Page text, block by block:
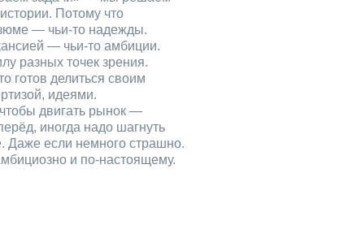
Потому что
— чьи‑то надежды.
— чьи‑то амбиции.
разных точек зрения.
готов делиться своим
идеями.
двигать рынок —
иногда надо шагнуть
Даже если немного страшно.
и по‑настоящему.